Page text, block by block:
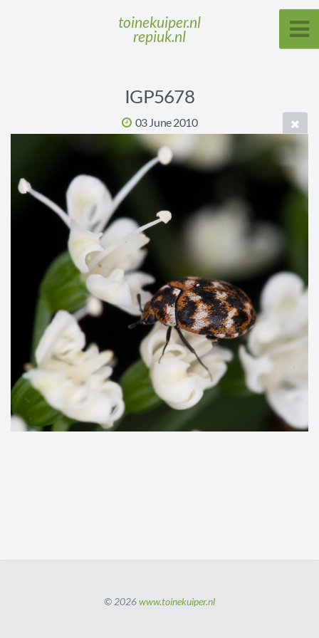
toinekuiper.nl
repiuk.nl
IGP5678
03 June 2010
© 2026www.toinekuiper.nl